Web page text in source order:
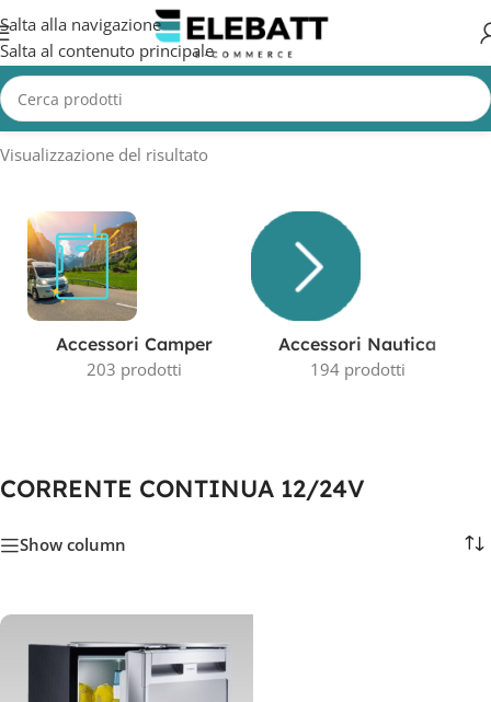
Salta alla navigazione
Salta al contenuto principale
Home/Prodotto Tensione in Volt/CORRENTE CONTINUA 12/24V
Visualizzazione del risultato
Accessori Camper
203 prodotti
Accessori Nautica
194 prodotti
CORRENTE CONTINUA 12/24V
Show column